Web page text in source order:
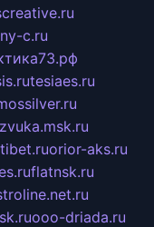
c.ru
tesiaes.ru
orior-aks.ru
flatnsk.ru
ooo-driada.ru